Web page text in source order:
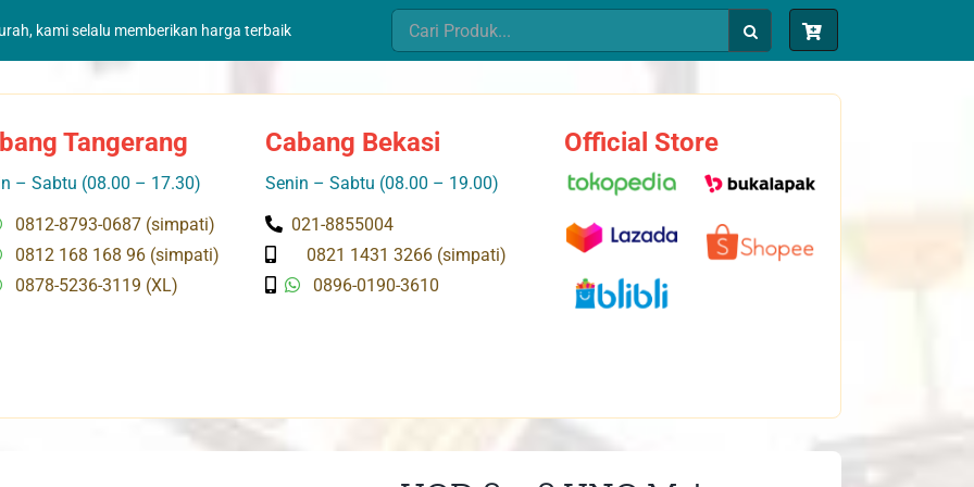
kami selalu memberikan harga terbaik
Search
for:
Tangerang
– Sabtu (08.00 – 17.30)
0812-8793-0687 (simpati)
0812 168 168 96 (simpati)
0878-5236-3119 (XL)
Cabang Bekasi
Senin – Sabtu (08.00 – 19.00)
021-8855004
0821 1431 3266 (simpati)
0896-0190-3610
Official Store